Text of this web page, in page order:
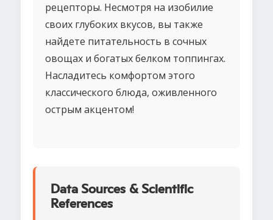
рецепторы. Несмотря на изобилие
своих глубоких вкусов, вы также
найдете питательность в сочных
овощах и богатых белком топпингах.
Насладитесь комфортом этого
классического блюда, оживленного
острым акцентом!
Data Sources & Scientific
References